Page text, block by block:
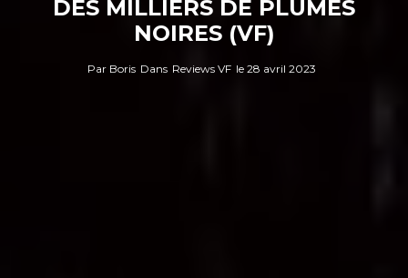
DES MILLIERS DE PLUMES
NOIRES (VF)
Par Boris Dans Reviews VF le 28 avril 2023